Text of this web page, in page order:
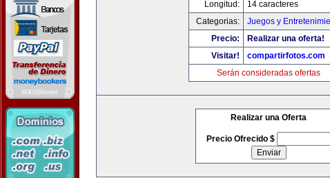
Longitud:
14 caracteres
Categorias:
Juegos y
Precio:
Realizar una oferta!
Visitar!
compartirfotos.com
Serán consideradas ofertas
Realizar una Oferta
Precio Ofrecido $